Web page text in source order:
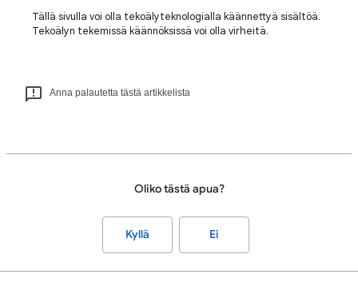
Tällä sivulla voi olla tekoälyteknologialla käännettyä sisältöä.
Tekoälyn tekemissä käännöksissä voi olla virheitä.
Anna palautetta tästä artikkelista
Oliko tästä apua?
Kyllä Ei